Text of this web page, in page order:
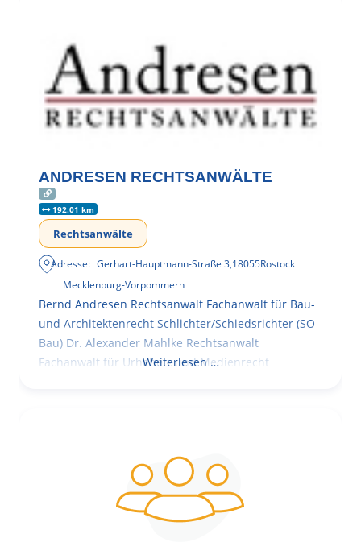
ANDRESEN RECHTSANWÄLTE
192.01 km
Rechtsanwälte
Adresse: Gerhart-Hauptmann-Straße 3,18055Rostock
Mecklenburg-Vorpommern
Bernd Andresen Rechtsanwalt Fachanwalt für Bau-
und Architektenrecht Schlichter/Schiedsrichter (SO
Bau) Dr. Alexander Mahlke Rechtsanwalt
Fachanwalt für Urheber- und Medienrecht
Weiterlesen …